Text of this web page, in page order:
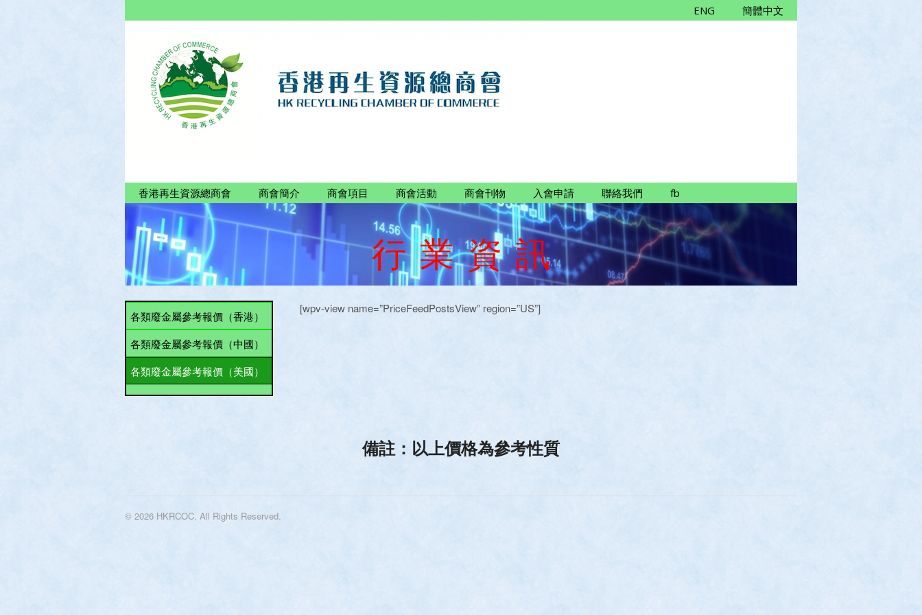
ENG 簡體中文
香港再生資源總商會 商會簡介 商會項目 商會活動 商會刊物 入會申請 聯絡我們 fb
訊
資
業
行
各類廢金屬參考報價（香港）
各類廢金屬參考報價（中國）
各類廢金屬參考報價（美國）
[wpv-view name=”PriceFeedPostsView” region=”US”]
備註：以上價格為參考性質
© 2026 HKRCOC. All Rights Reserved.